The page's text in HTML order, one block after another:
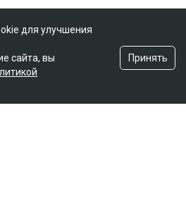
для улучшения
сайта, вы
Принять